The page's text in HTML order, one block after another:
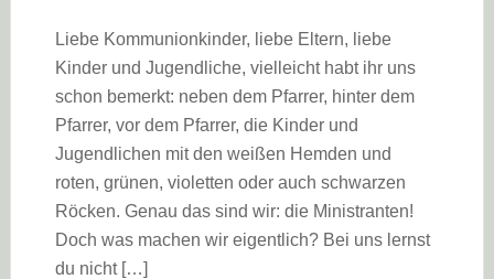
Liebe Kommunionkinder, liebe Eltern, liebe
Kinder und Jugendliche, vielleicht habt ihr uns
schon bemerkt: neben dem Pfarrer, hinter dem
Pfarrer, vor dem Pfarrer, die Kinder und
Jugendlichen mit den weißen Hemden und
roten, grünen, violetten oder auch schwarzen
Röcken. Genau das sind wir: die Ministranten!
Doch was machen wir eigentlich? Bei uns lernst
du nicht […]